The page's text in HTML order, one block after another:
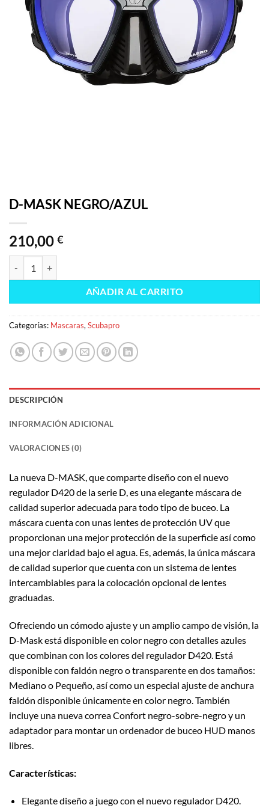
D-MASK NEGRO/AZUL
210,00 €
AÑADIR AL CARRITO
Categorías: Mascaras,Scubapro
DESCRIPCIÓN
INFORMACIÓN ADICIONAL
VALORACIONES (0)
La nueva D-MASK, que comparte diseño con el nuevo
regulador D420 de la serie D, es una elegante máscara de
calidad superior adecuada para todo tipo de buceo. La
máscara cuenta con unas lentes de protección UV que
proporcionan una mejor protección de la superficie así como
una mejor claridad bajo el agua. Es, además, la única máscara
de calidad superior que cuenta con un sistema de lentes
intercambiables para la colocación opcional de lentes
graduadas.
Ofreciendo un cómodo ajuste y un amplio campo de visión, la
D-Mask está disponible en color negro con detalles azules
que combinan con los colores del regulador D420. Está
disponible con faldón negro o transparente en dos tamaños:
Mediano o Pequeño, así como un especial ajuste de anchura
faldón disponible únicamente en color negro. También
incluye una nueva correa Confort negro-sobre-negro y un
adaptador para montar un ordenador de buceo HUD manos
libres.
Características:
Elegante diseño a juego con el nuevo regulador D420.